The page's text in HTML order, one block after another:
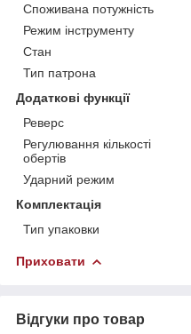
Споживана потужність
Режим інструменту
Стан
Тип патрона
Додаткові функції
Реверс
Регулювання кількості
обертів
Ударний режим
Комплектація
Тип упаковки
Приховати
Відгуки про товар